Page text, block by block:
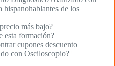
hispanohablantes de los
más bajo?
esta formación?
cupones descuento
con Osciloscopio?